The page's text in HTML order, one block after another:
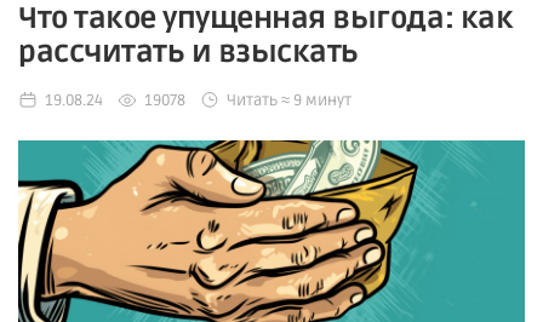
Что такое упущенная выгода: как
рассчитать и взыскать
19.08.24 19078 Читать ≈ 9 минут